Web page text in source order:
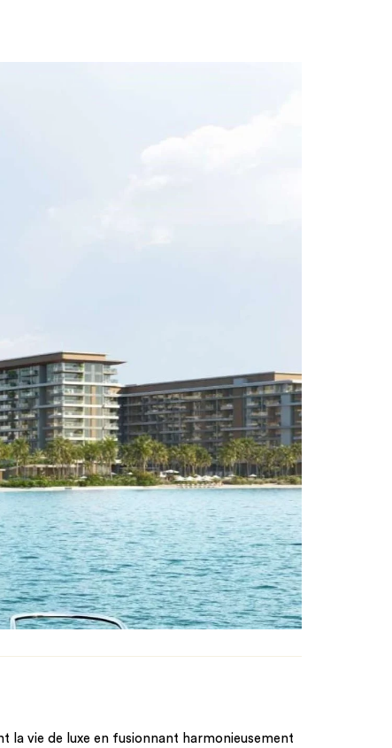
la vie de luxe en fusionnant harmonieusement